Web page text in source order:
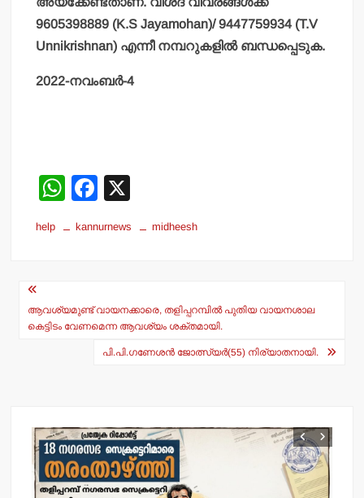
9605398889 (K.S Jayamohan)/ 9447759934 (T.V
Unnikrishnan) എന്നീ നമ്പറുകളില്‍ ബന്ധപ്പെടുക.
2022-നവംബര്‍-4
W
at
p
F
c
o
o
help kannurnews midheesh
Post
navigation
ആവശ്യമുണ്ട് വായനക്കാരെ, തളിപ്പറമ്പില്‍ പുതിയ വായനശാല
കെട്ടിടം വേണമെന്ന ആവശ്യം ശക്തമായി.
പി.പി.ഗണേശന്‍ ജോത്സ്യര്‍(55) നിര്യാതനായി.